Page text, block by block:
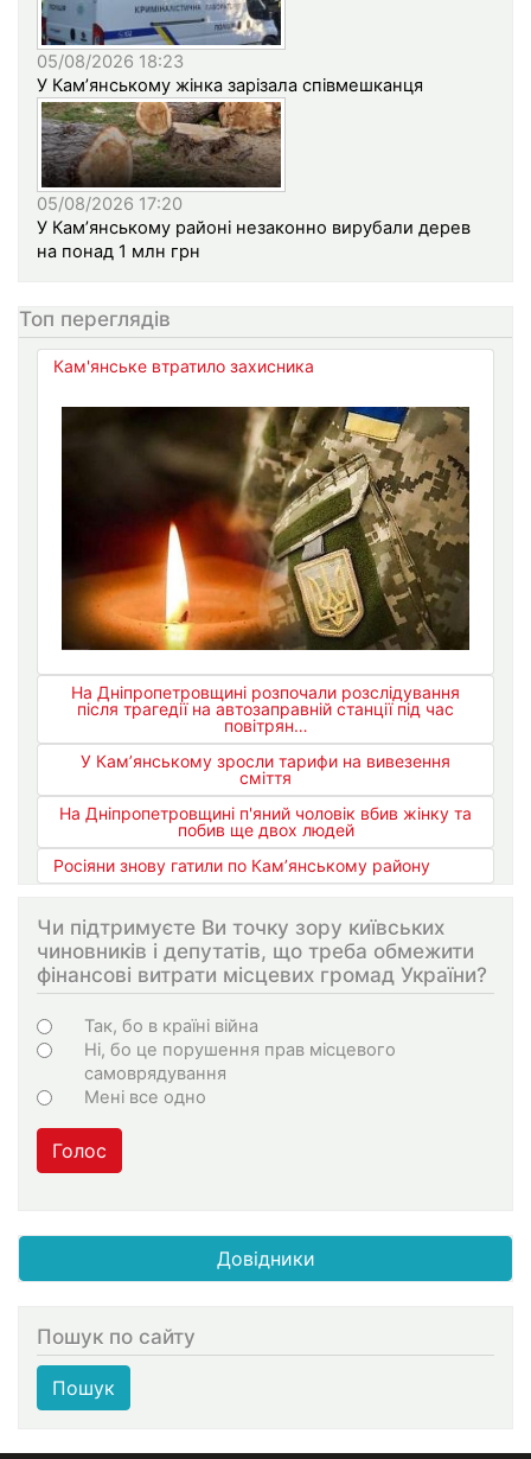
05/08/2026 18:23
У Кам’янському жінка зарізала співмешканця
05/08/2026 17:20
У Кам’янському районі незаконно вирубали дерев
на понад 1 млн грн
Топ переглядів
Кам'янське втратило захисника
На Дніпропетровщині розпочали розслідування
після трагедії на автозаправній станції під час
повітрян…
У Кам’янському зросли тарифи на вивезення
сміття
На Дніпропетровщині п'яний чоловік вбив жінку та
побив ще двох людей
Росіяни знову гатили по Кам’янському району
Чи підтримуєте Ви точку зору київських
чиновників і депутатів, що треба обмежити
фінансові витрати місцевих громад України?
Варіанти
Так, бо в країні війна
Ні, бо це порушення прав місцевого
самоврядування
Мені все одно
Голос
Довідники
Пошук по сайту
Пошук